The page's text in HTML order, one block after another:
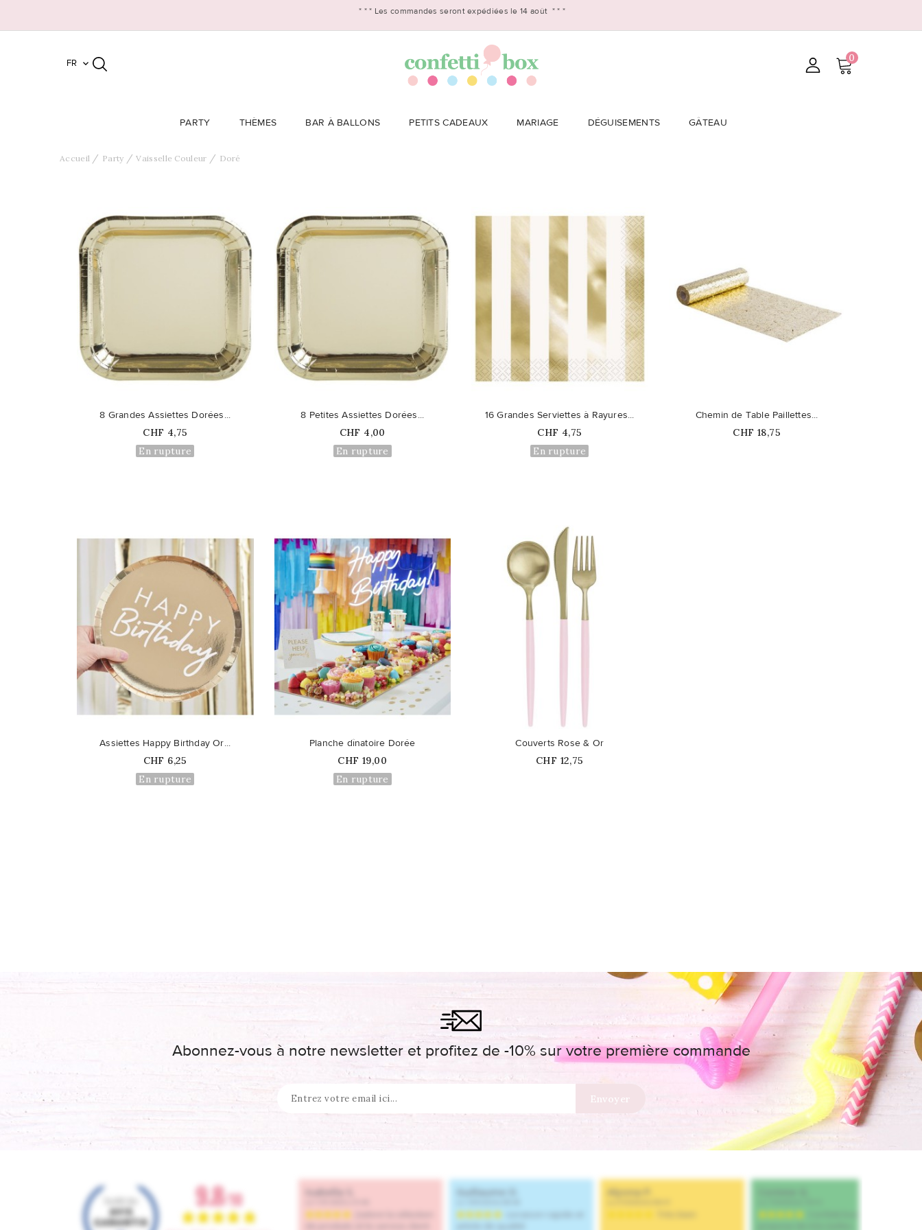
* * * Les commandes seront expédiées le 14 août * * *
FR  0
PARTY THÈMES BAR À BALLONS PETITS CADEAUX MARIAGE DÉGUISEMENTS GÂTEAU
Accueil Party Vaisselle Couleur Doré
favorite_border
8 Grandes Assiettes Dorées...
Prix
CHF 4,75
En rupture
favorite_border
8 Petites Assiettes Dorées...
Prix
CHF 4,00
En rupture
favorite_border
16 Grandes Serviettes à Rayures...
Prix
CHF 4,75
En rupture
Chemin de Table Paillettes...
Prix
CHF 18,75
Assiettes Happy Birthday Or...
Prix
CHF 6,25
En rupture
favorite_border
Planche dînatoire Dorée
Prix
CHF 19,00
En rupture
Couverts Rose & Or
Prix
CHF 12,75
Abonnez-vous à notre newsletter et profitez de -10% sur votre première commande